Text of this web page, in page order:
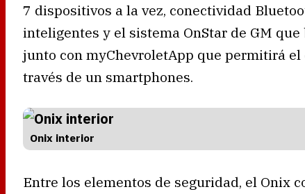
7 dispositivos a la vez, conectividad
inteligentes y el sistema OnStar de GM
junto con myChevroletApp que permitirá
través de un smartphones.
Onix interior
Entre los elementos de seguridad, el Onix